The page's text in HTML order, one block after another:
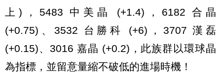
上)，5483 中美晶 (+1.4)，6182 合晶
(+0.75)、3532 台勝科 (+6)，3707 漢磊
(+0.15)、3016 嘉晶 (+0.2)，此族群以環球晶
為指標，並留意量縮不破低的進場時機！